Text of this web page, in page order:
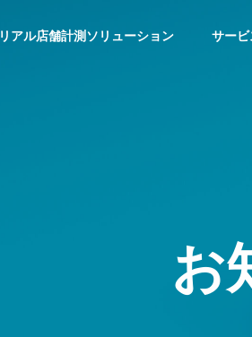
リアル店舗計測ソリューション サービ
お